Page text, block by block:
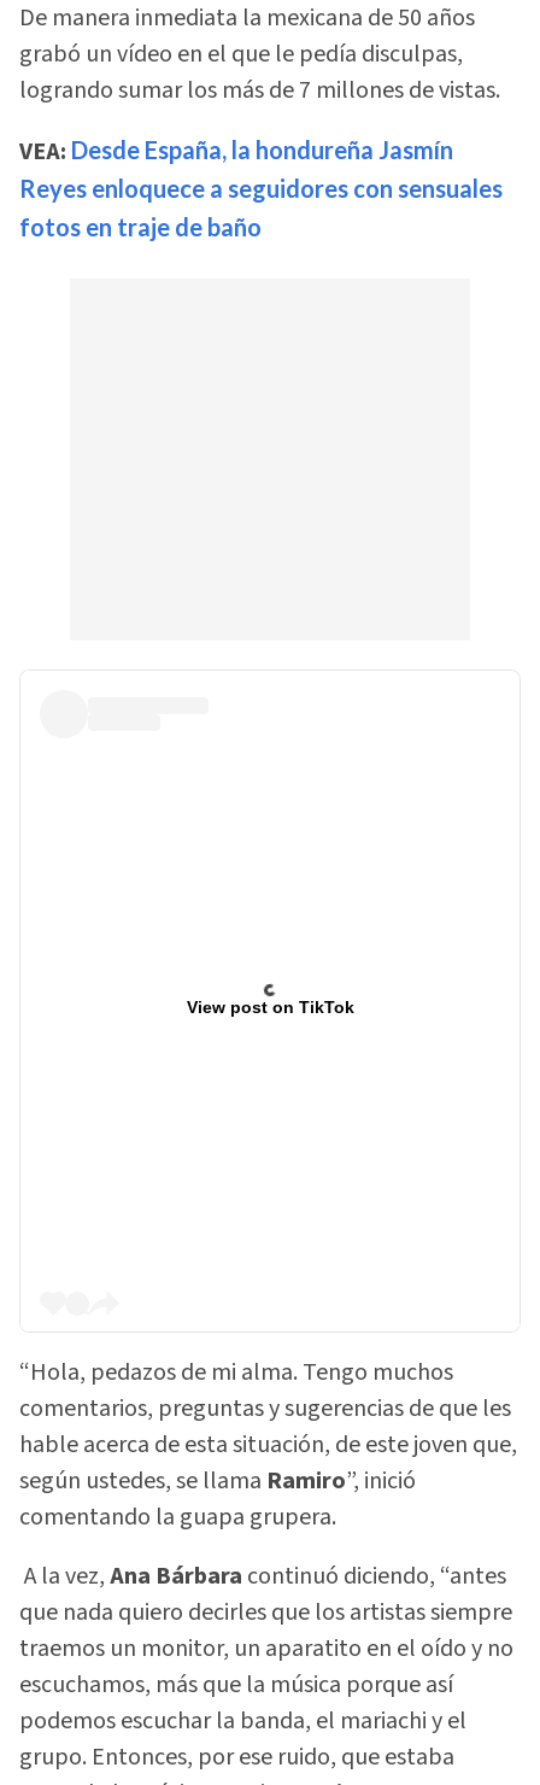
De manera inmediata la mexicana de 50 años
grabó un vídeo en el que le pedía disculpas,
logrando sumar los más de 7 millones de vistas.
VEA: Desde España, la hondureña Jasmín
Reyes enloquece a seguidores con sensuales
fotos en traje de baño
View post on TikTok
“Hola, pedazos de mi alma. Tengo muchos
comentarios, preguntas y sugerencias de que les
hable acerca de esta situación, de este joven que,
según ustedes, se llama Ramiro”, inició
comentando la guapa grupera.
A la vez,Ana Bárbara continuó diciendo, “antes
que nada quiero decirles que los artistas siempre
traemos un monitor, un aparatito en el oído y no
escuchamos, más que la música porque así
podemos escuchar la banda, el mariachi y el
grupo. Entonces, por ese ruido, que estaba